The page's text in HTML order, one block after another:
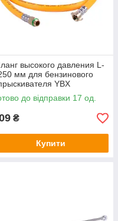
высокого давления L-
мм для бензинового
YBX
до відправки 17 од.
₴
Купити